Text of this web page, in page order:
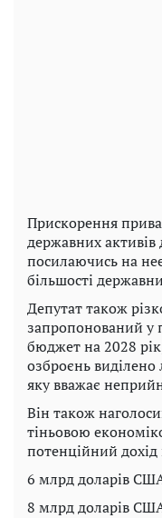
Прискорення
державних активів
посилаючись на
більшості
Депутат також
запропонований у
бюджет на 2028
озброєнь
яку вважає
Він також
тіньовою
потенційний дохід
6 млрд доларів
8 млрд доларів